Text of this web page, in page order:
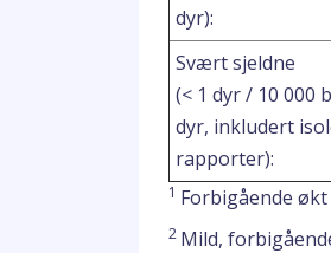
dyr):
Svært sjeldne
(< 1 dyr / 10 000
dyr, inkludert
rapporter):
1 Forbigående
2 Mild,